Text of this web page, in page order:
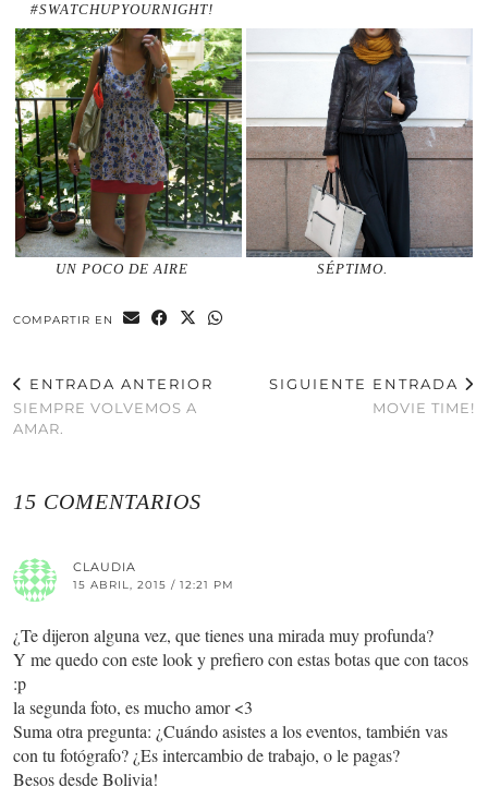
#SWATCHUPYOURNIGHT!
UN POCO DE AIRE SÉPTIMO.
COMPARTIR EN
ENTRADA ANTERIOR
SIEMPRE VOLVEMOS A
AMAR.
SIGUIENTE ENTRADA
MOVIE TIME!
15 COMENTARIOS
CLAUDIA
15 ABRIL, 2015 / 12:21 PM
¿Te dijeron alguna vez, que tienes una mirada muy profunda?
Y me quedo con este look y prefiero con estas botas que con tacos
:p
la segunda foto, es mucho amor <3
Suma otra pregunta: ¿Cuándo asistes a los eventos, también vas
con tu fotógrafo? ¿Es intercambio de trabajo, o le pagas?
Besos desde Bolivia!